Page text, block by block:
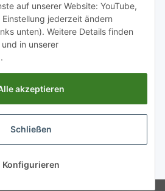
zzgl.Versand
auf unserer Website: YouTube,
jederzeit ändern
unten). Weitere Details finden
und in unserer
.
akzeptieren
Schließen
Konfigurieren